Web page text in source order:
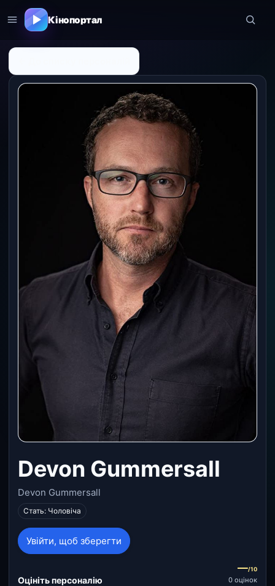
Кінопортал
Devon Gummersall
Devon Gummersall
Стать: Чоловіча
Увійти, щоб зберегти
Оцініть персоналію
—/10
0 оцінок